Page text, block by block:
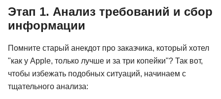
Этап 1. Анализ требований и сбор
информации
Помните старый анекдот про заказчика, который хотел
"как у Apple, только лучше и за три копейки"? Так вот,
чтобы избежать подобных ситуаций, начинаем с
тщательного анализа: